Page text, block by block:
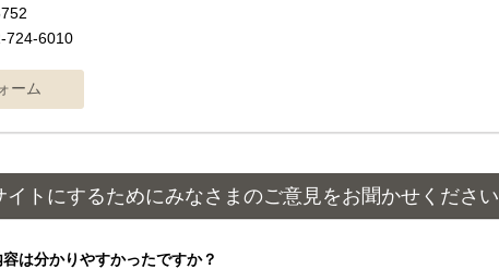
724-6010
イトにするためにみなさまのご意見をお聞かせください
は分かりやすかったですか？